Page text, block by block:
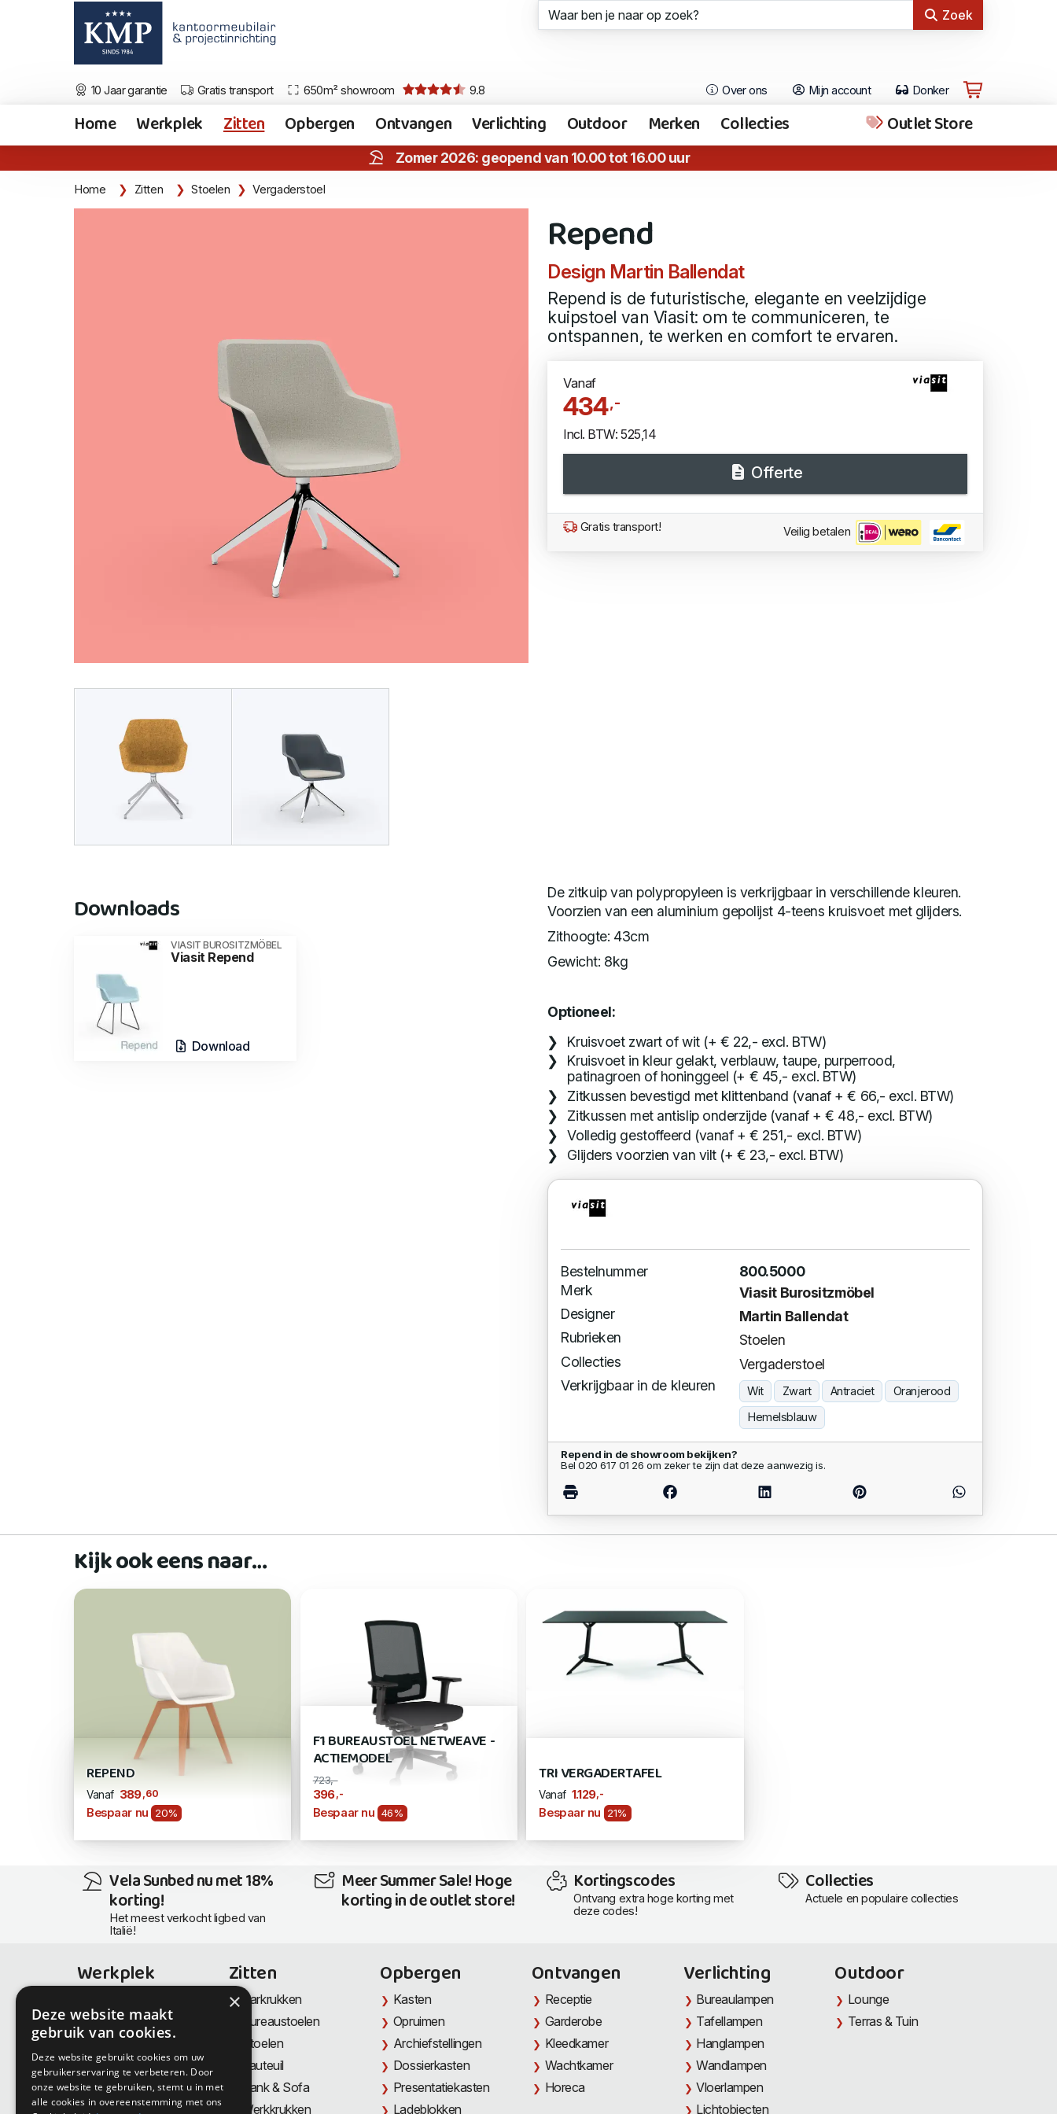
Zoek
10 Jaar garantie Gratis transport 650m² showroom 9.8 Over ons Mijn account Donker
Home Werkplek Zitten Opbergen Ontvangen Verlichting Outdoor Merken Collecties Outlet Store
Zomer 2026: geopend van 10.00 tot 16.00 uur
Home Zitten Stoelen Vergaderstoel
Repend
Design Martin Ballendat
Repend is de futuristische, elegante en veelzijdige
kuipstoel van Viasit: om te communiceren, te
ontspannen, te werken en comfort te ervaren.
Vanaf
434,-
Incl. BTW: 525,14
Offerte
Gratis transport! Veilig betalen
Downloads
VIASIT BUROSITZMÖBEL
Viasit Repend
Download
De zitkuip van polypropyleen is verkrijgbaar in verschillende kleuren.
Voorzien van een aluminium gepolijst 4-teens kruisvoet met glijders.
Zithoogte: 43cm
Gewicht: 8kg
Optioneel:
Kruisvoet zwart of wit (+ € 22,- excl. BTW)
Kruisvoet in kleur gelakt, verblauw, taupe, purperrood,
patinagroen of honinggeel (+ € 45,- excl. BTW)
Zitkussen bevestigd met klittenband (vanaf + € 66,- excl. BTW)
Zitkussen met antislip onderzijde (vanaf + € 48,- excl. BTW)
Volledig gestoffeerd (vanaf + € 251,- excl. BTW)
Glijders voorzien van vilt (+ € 23,- excl. BTW)
Bestelnummer
800.5000
Merk
Viasit Burositzmöbel
Designer
Martin Ballendat
Rubrieken
Stoelen
Collecties
Vergaderstoel
Verkrijgbaar in de kleuren
Wit Zwart Antraciet
Oranjerood
Hemelsblauw
Repend in de showroom bekijken?
Bel 020 617 01 26 om zeker te zijn dat deze aanwezig is.
Kijk ook eens naar…
REPEND
Vanaf 389 ,60
Bespaar nu 20%
F1 BUREAUSTOEL NETWEAVE -
ACTIEMODEL
723,-
396 ,-
Bespaar nu 46%
TRI VERGADERTAFEL
Vanaf 1.129 ,-
Bespaar nu 21%
Vela Sunbed nu met 18%
korting!
Het meest verkocht ligbed van
Italië!
Meer Summer Sale! Hoge
korting in de outlet store!
Kortingscodes
Ontvang extra hoge korting met
deze codes!
Collecties
Actuele en populaire collecties
Werkplek
Thuiswerkplek
Directiemeubilair
Akoestiek & Privacy
Tafels
Zitten
Barkrukken
Bureaustoelen
Stoelen
Fauteuil
Bank & Sofa
Werkkrukken
Opbergen
Kasten
Opruimen
Archiefstellingen
Dossierkasten
Presentatiekasten
Ladeblokken
Ontvangen
Receptie
Garderobe
Kleedkamer
Wachtkamer
Horeca
Verlichting
Bureaulampen
Tafellampen
Hanglampen
Wandlampen
Vloerlampen
Lichtobjecten
Outdoor
Lounge
Terras & Tuin
×
Deze website maakt
gebruik van cookies.
Deze website gebruikt cookies om uw
gebruikerservaring te verbeteren. Door
onze website te gebruiken, stemt u in met
alle cookies in overeenstemming met ons